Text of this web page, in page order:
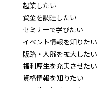
起業したい
資⾦を調達したい
セミナーで学びたい
イベント情報を知りたい
販路・⼈脈を拡⼤したい
福利厚⽣を充実させたい
資格情報を知りたい